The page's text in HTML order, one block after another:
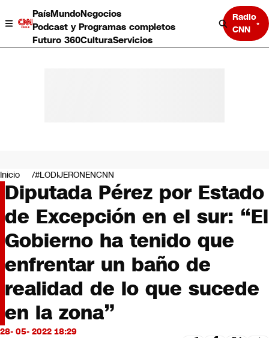
PaísMundoNegocios
Podcast y Programas completos
Futuro 360CulturaServicios
Radio
CNN
Negocios
Deportes
Programas completos
Cultura
Servicios
Bits
CNN tiempo
Futuro 360
Opinión
Inicio #LODIJERONENCNN
Diputada Pérez por Estado
de Excepción en el sur: “El
Gobierno ha tenido que
enfrentar un baño de
realidad de lo que sucede
en la zona”
28- 05- 2022 18:29